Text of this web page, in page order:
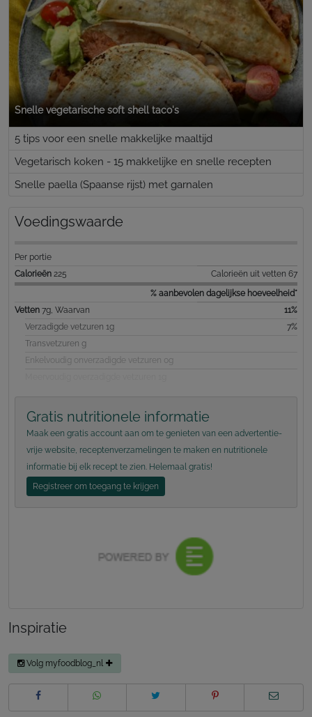
Snelle vegetarische soft shell taco's
5 tips voor een snelle makkelijke maaltijd
Vegetarisch koken - 15 makkelijke en snelle recepten
Snelle paella (Spaanse rijst) met garnalen
Voedingswaarde
Per portie
Calorieën 225
Calorieën uit vetten 67
% aanbevolen dagelijkse hoeveelheid*
Vetten 7g, Waarvan
11%
Verzadigde vetzuren 1g
7%
Transvetzuren g
Enkelvoudig onverzadigde vetzuren 0g
Gratis nutritionele informatie
Maak een gratis account aan om te genieten van een advertentie-
vrije website, receptenverzamelingen te maken en nutritionele
informatie bij elk recept te zien. Helemaal gratis!
Registreer om toegang te krijgen
Inspiratie
Volg myfoodblog_nl